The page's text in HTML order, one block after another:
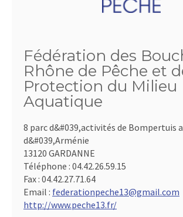
Fédération des
Rhône de Pêche et
Protection du Milieu
Aquatique
8 parc d&#039,activités de Bompertuis
d&#039,Arménie
13120 GARDANNE
Téléphone : 04.42.26.59.15
Fax : 04.42.27.71.64
Email : federationpeche13@gmail.com
http://www.peche13.fr/